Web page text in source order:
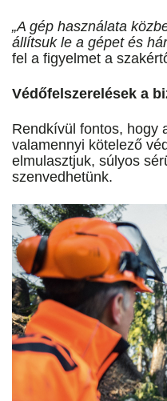
„A gép használata
állítsuk le a gépet és
fel a figyelmet a
Védőfelszerelések a
Rendkívül fontos, hogy
valamennyi kötelező
elmulasztjuk, súlyos
szenvedhetünk.